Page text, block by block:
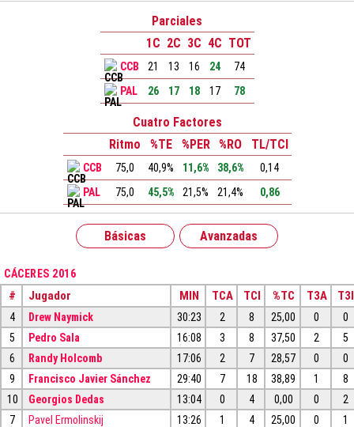
Parciales
1C 2C 3C 4C TOT
CCB 21 13 16 24
74
PAL
26 17 18 17 78
Cuatro Factores
Ritmo
%TE %PER %RO TL/TCI
CCB 75,0 40,9% 11,6% 38,6%
0,14
PAL
75,0 45,5% 21,5% 21,4% 0,86
Básicas Avanzadas
CÁCERES 2016
# Jugador MIN TCA TCI %TC T3A T3I
4 Drew Naymick 30:23 2 8 25,00 0
0
5
Pedro Sala 16:08 3 8 37,50 2
5
6
Randy Holcomb 17:06 2 7 28,57 0
0
9
Francisco Javier Sánchez 29:40 7 18 38,89 1
8
10
Georgios Dedas 13:04 0 4 0,00 0
2
7
Pavel Ermolinskij 13:26 1 4 25,00 0
1